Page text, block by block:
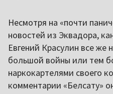
Несмотря на «почти
новостей из Эквадора,
Евгений Красулин все же
большой войны или тем
наркокартелями своего
комментарии «Белсату»